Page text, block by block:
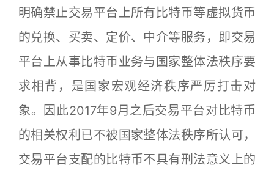
明确禁止交易平台上所有比特币等虚拟货币
的兑换、买卖、定价、中介等服务，即交易
平台上从事比特币业务与国家整体法秩序要
求相背，是国家宏观经济秩序严厉打击对
象。因此2017年9月之后交易平台对比特币
的相关权利已不被国家整体法秩序所认可，
交易平台支配的比特币不具有刑法意义上的